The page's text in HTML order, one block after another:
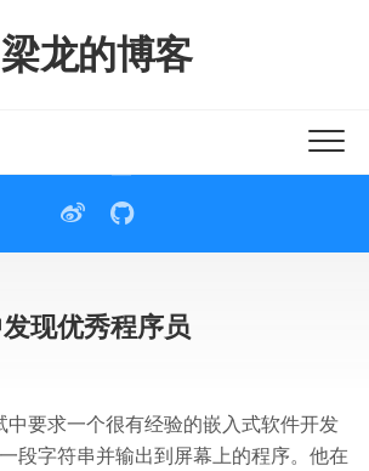
梁龙的博客
现优秀程序员
中要求一个很有经验的嵌入式软件开发
段字符串并输出到屏幕上的程序。他在